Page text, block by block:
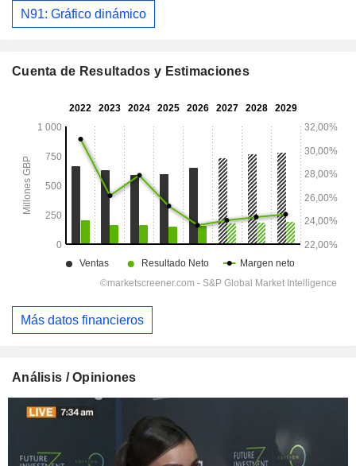
N91: Gráfico dinámico
Cuenta de Resultados y Estimaciones
Más datos financieros
Análisis / Opiniones